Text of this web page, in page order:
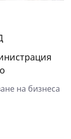
на бизнеса